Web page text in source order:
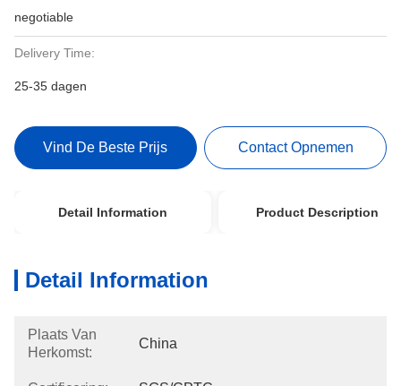
negotiable
Delivery Time:
25-35 dagen
Vind De Beste Prijs Contact Opnemen
Detail Information Product Description
Detail Information
Plaats Van
Herkomst:
China